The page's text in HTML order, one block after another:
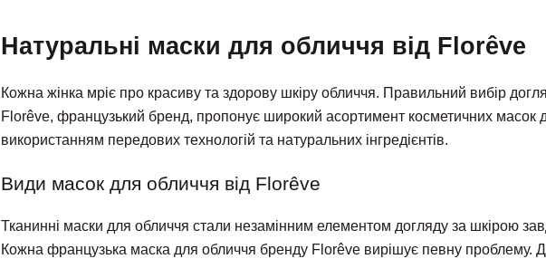
Натуральні маски для обличчя від Florêve
Кожна жінка мріє про красиву та здорову шкіру обличчя. Правильний вибір
Florêve, французький бренд, пропонує широкий асортимент косметичних масок
використанням передових технологій та натуральних інгредієнтів.
Види масок для обличчя від Florêve
Тканинні маски для обличчя стали незамінним елементом догляду за шкірою
Кожна французька маска для обличчя бренду Florêve вирішує певну проблему.